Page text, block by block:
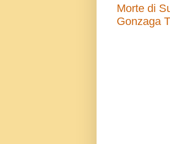
Morte di
Gonzaga